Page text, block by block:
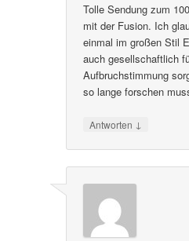
Tolle Sendung zum
mit der Fusion. Ich
einmal im großen Stil
auch gesellschaftlich
Aufbruchstimmung
so lange forschen
Antworten ↓